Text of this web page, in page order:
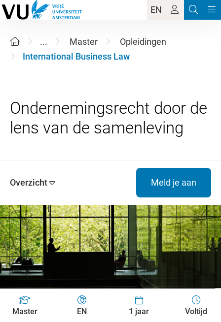
EN
... Master
Opleidingen
International Business Law
Ondernemingsrecht door de
Overzicht Meld je aan
Master EN 1 jaar Voltijd